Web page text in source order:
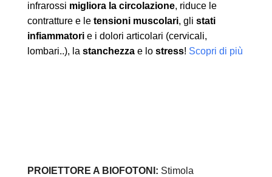
infrarossi migliora la circolazione, riduce le
contratture e le tensioni muscolari, gli stati
infiammatori e i dolori articolari (cervicali,
lombari..), la stanchezzae lo stress! Scopri di più
PROIETTORE A BIOFOTONI: Stimola